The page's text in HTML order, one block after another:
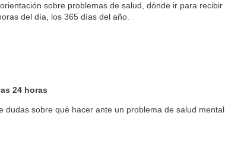
sobre problemas de salud, dónde ir para recibir
del día, los 365 días del año.
24 horas
sobre qué hacer ante un problema de salud mental.